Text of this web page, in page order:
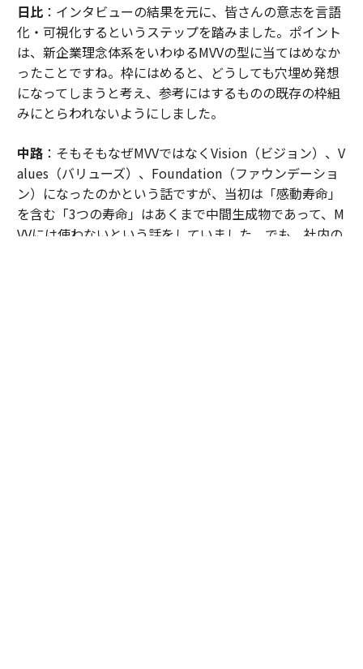
日比：インタビューの結果を元に、皆さんの意志を言語
化・可視化するというステップを踏みました。ポイント
は、新企業理念体系をいわゆるMVVの型に当てはめなか
ったことですね。枠にはめると、どうしても穴埋め発想
になってしまうと考え、参考にはするものの既存の枠組
みにとらわれないようにしました。
中路：そもそもなぜMVVではなくVision（ビジョン）、V
alues（バリューズ）、Foundation（ファウンデーショ
ン）になったのかという話ですが、当初は「感動寿命」
を含む「3つの寿命」はあくまで中間生成物であって、M
VVには使わないという話をしていました。でも、社内の